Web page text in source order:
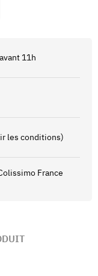
11h
les conditions)
France